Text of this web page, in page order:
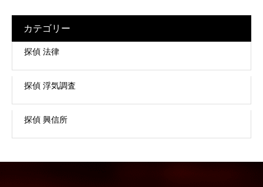
カテゴリー
探偵 法律
探偵 浮気調査
探偵 興信所